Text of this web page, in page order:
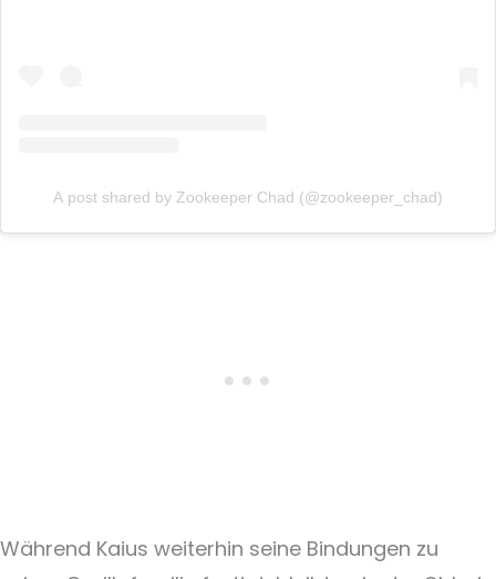
A post shared by Zookeeper Chad (@zookeeper_chad)
Während Kaius weiterhin seine Bindungen zu